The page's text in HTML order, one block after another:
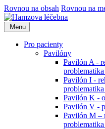
Rovnou na obsah Rovnou na
Menu
Pro pacienty
Pavilóny
Pavilón A -
Pavilón I -
Pavilón K -
Pavilón V -
Pavilón M –